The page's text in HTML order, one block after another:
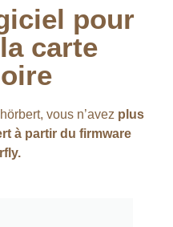
pour
carte
vous n’avez plus
à partir du firmware